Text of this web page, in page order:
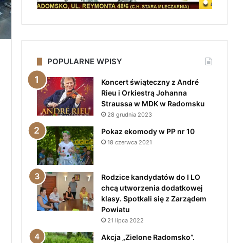
POPULARNE WPISY
Koncert świąteczny z André
Rieu i Orkiestrą Johanna
Straussa w MDK w Radomsku
28 grudnia 2023
Pokaz ekomody w PP nr 10
18 czerwca 2021
Rodzice kandydatów do I LO
chcą utworzenia dodatkowej
klasy. Spotkali się z Zarządem
Powiatu
21 lipca 2022
Akcja „Zielone Radomsko”.